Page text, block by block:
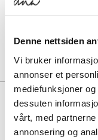
Denne nettsiden
Vi bruker
annonser et
mediefunksjoner
dessuten
vårt, med
annonsering og
BESKRIVELSE
ML574 er en ikonisk
solid konstruksjon.